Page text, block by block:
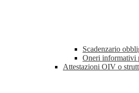
Scadenzario
Oneri informativi
Attestazioni OIV o